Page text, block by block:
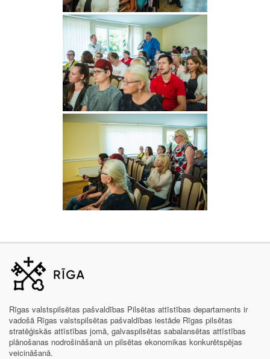
Rīgas valstspilsētas pašvaldības Pilsētas attīstības departaments ir
vadošā Rīgas valstspilsētas pašvaldības iestāde Rīgas pilsētas
stratēģiskās attīstības jomā, galvaspilsētas sabalansētas attīstības
plānošanas nodrošināšanā un pilsētas ekonomikas konkurētspējas
veicināšanā.